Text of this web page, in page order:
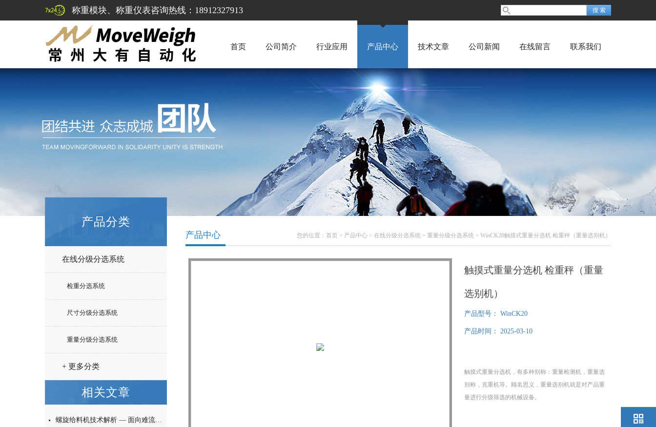
称重模块、称重仪表咨询热线：18912327913
首页 公司简介 行业应用 产品中心 技术文章 公司新闻 在线留言 联系我们
产品分类
在线分级分选系统
检重分选系统
尺寸分级分选系统
重量分级分选系统
+ 更多分类
相关文章
螺旋给料机技术解析 — 面向难流动性粉体的微量高精度称重给料解决方案
您的位置： 首页 > 产品中心 > 在线分级分选系统 > 重量分级分选系统 > WinCK20触摸式重量分选机 检重秤（重量选别机）
产品中心
触摸式重量分选机 检重秤（重量
选别机）
产品型号： WinCK20
产品时间： 2025-03-10
触摸式重量分选机，有多种别称：重量检测机，重量选
别称，克重机等。顾名思义，重量选别机就是对产品重
量进行分级筛选的机械设备。